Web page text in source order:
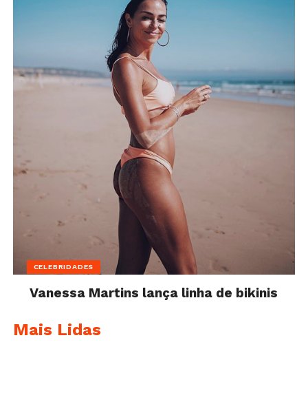
CELEBRIDADES
Vanessa Martins lança linha de bikinis
Mais Lidas